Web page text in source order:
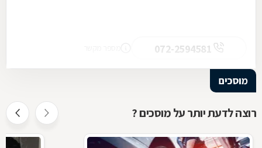
מוסכים
רוצה לדעת יותר על מוסכים ?